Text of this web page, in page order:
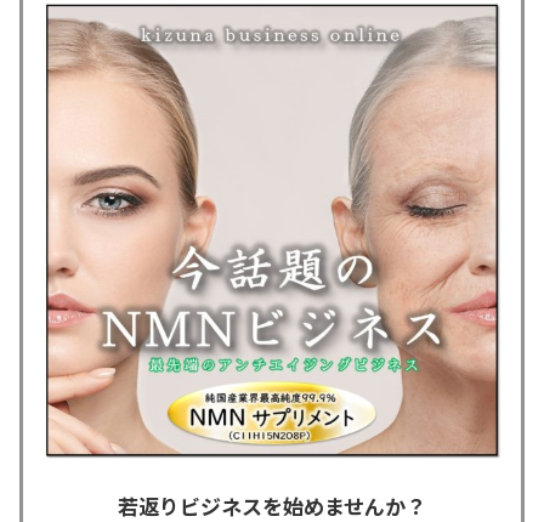
若返りビジネスを始めませんか？